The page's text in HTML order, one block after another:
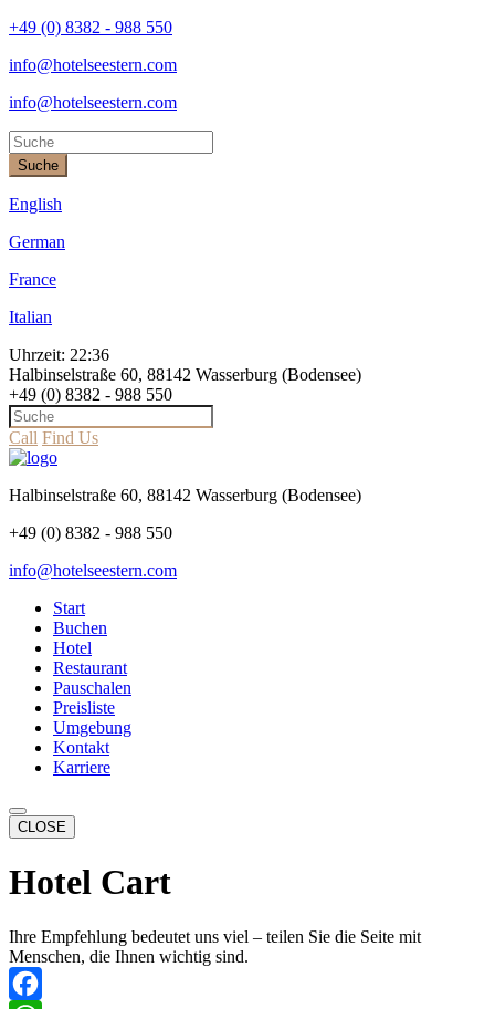
+49 (0) 8382 - 988 550
info@hotelseestern.com
info@hotelseestern.com
Suche
English
German
France
Italian
Uhrzeit: 22:36
Halbinselstraße 60, 88142 Wasserburg (Bodensee)
+49 (0) 8382 - 988 550
Call Find Us
Halbinselstraße 60, 88142 Wasserburg (Bodensee)
+49 (0) 8382 - 988 550
info@hotelseestern.com
Start
Buchen
Hotel
Restaurant
Pauschalen
Preisliste
Umgebung
Kontakt
Karriere
CLOSE
Hotel Cart
Ihre Empfehlung bedeutet uns viel – teilen Sie die Seite mit
Menschen, die Ihnen wichtig sind.